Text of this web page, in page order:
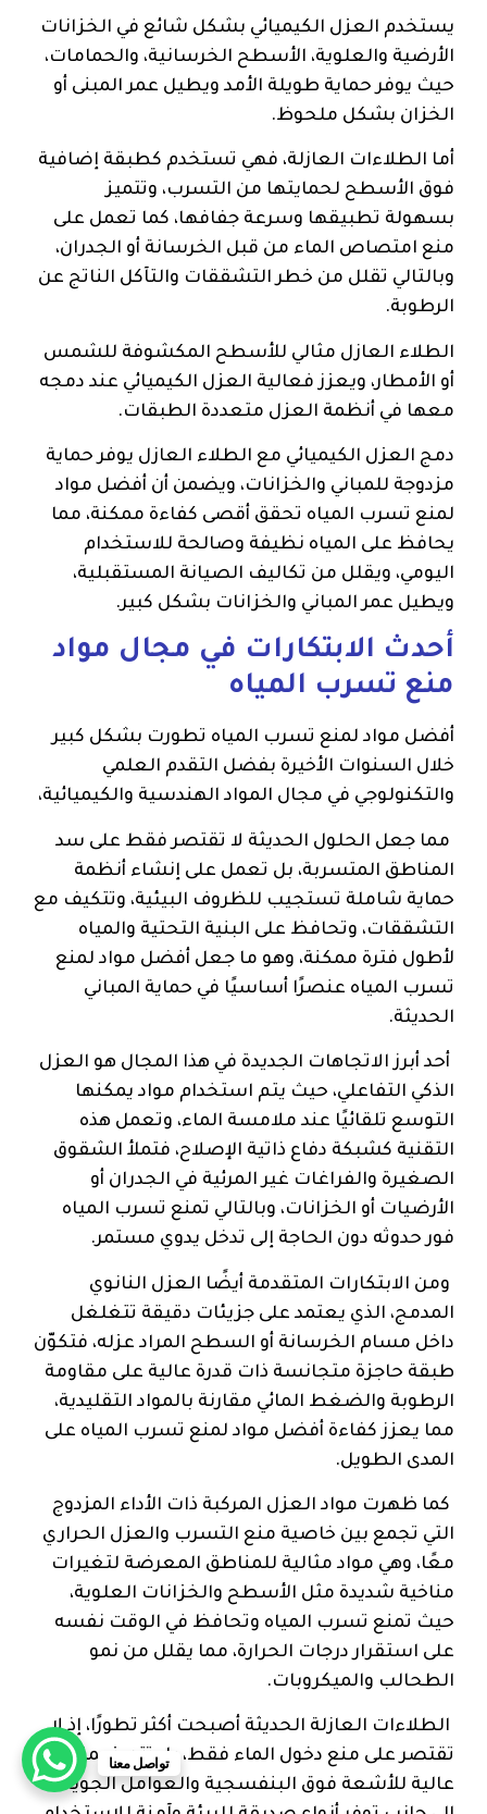
يستخدم العزل الكيميائي بشكل شائع في الخزانات
الأرضية والعلوية، الأسطح الخرسانية، والحمامات،
حيث يوفر حماية طويلة الأمد ويطيل عمر المبنى أو
الخزان بشكل ملحوظ.
أما الطلاءات العازلة، فهي تستخدم كطبقة إضافية
فوق الأسطح لحمايتها من التسرب، وتتميز
بسهولة تطبيقها وسرعة جفافها، كما تعمل على
منع امتصاص الماء من قبل الخرسانة أو الجدران،
وبالتالي تقلل من خطر التشققات والتآكل الناتج عن
الرطوبة.
الطلاء العازل مثالي للأسطح المكشوفة للشمس
أو الأمطار، ويعزز فعالية العزل الكيميائي عند دمجه
معها في أنظمة العزل متعددة الطبقات.
دمج العزل الكيميائي مع الطلاء العازل يوفر حماية
مزدوجة للمباني والخزانات، ويضمن أن أفضل مواد
لمنع تسرب المياه تحقق أقصى كفاءة ممكنة، مما
يحافظ على المياه نظيفة وصالحة للاستخدام
اليومي، ويقلل من تكاليف الصيانة المستقبلية،
ويطيل عمر المباني والخزانات بشكل كبير.
أحدث الابتكارات في مجال مواد
منع تسرب المياه
أفضل مواد لمنع تسرب المياه تطورت بشكل كبير
خلال السنوات الأخيرة بفضل التقدم العلمي
والتكنولوجي في مجال المواد الهندسية والكيميائية،
مما جعل الحلول الحديثة لا تقتصر فقط على سد
المناطق المتسربة، بل تعمل على إنشاء أنظمة
حماية شاملة تستجيب للظروف البيئية، وتتكيف مع
التشققات، وتحافظ على البنية التحتية والمياه
لأطول فترة ممكنة، وهو ما جعل أفضل مواد لمنع
تسرب المياه عنصرًا أساسيًا في حماية المباني
الحديثة.
أحد أبرز الاتجاهات الجديدة في هذا المجال هو العزل
الذكي التفاعلي، حيث يتم استخدام مواد يمكنها
التوسع تلقائيًا عند ملامسة الماء، وتعمل هذه
التقنية كشبكة دفاع ذاتية الإصلاح، فتملأ الشقوق
الصغيرة والفراغات غير المرئية في الجدران أو
الأرضيات أو الخزانات، وبالتالي تمنع تسرب المياه
فور حدوثه دون الحاجة إلى تدخل يدوي مستمر.
ومن الابتكارات المتقدمة أيضًا العزل النانوي
المدمج، الذي يعتمد على جزيئات دقيقة تتغلغل
داخل مسام الخرسانة أو السطح المراد عزله، فتكوّن
طبقة حاجزة متجانسة ذات قدرة عالية على مقاومة
الرطوبة والضغط المائي مقارنة بالمواد التقليدية،
مما يعزز كفاءة أفضل مواد لمنع تسرب المياه على
المدى الطويل.
كما ظهرت مواد العزل المركبة ذات الأداء المزدوج
التي تجمع بين خاصية منع التسرب والعزل الحراري
معًا، وهي مواد مثالية للمناطق المعرضة لتغيرات
مناخية شديدة مثل الأسطح والخزانات العلوية،
حيث تمنع تسرب المياه وتحافظ في الوقت نفسه
على استقرار درجات الحرارة، مما يقلل من نمو
الطحالب والميكروبات.
الطلاءات العازلة الحديثة أصبحت أكثر تطورًا، إذ لا
تقتصر على منع دخول الماء فقط، بل تتميز بمقاومة
عالية للأشعة فوق البنفسجية والعوامل الجوية،
تواصل معنا